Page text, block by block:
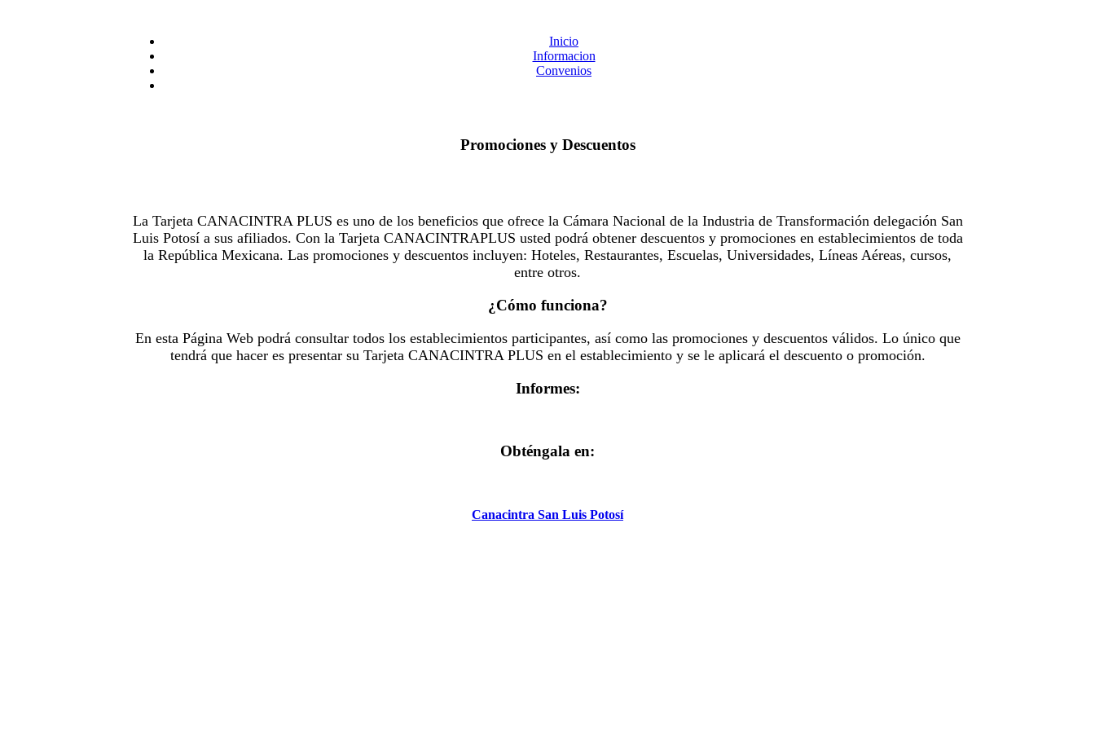
Inicio
Informacion
Convenios
Promociones y Descuentos
La Tarjeta CANACINTRA PLUS es uno de los beneficios que ofrece la Cámara Nacional de la Industria de Transformación delegación San
Luis Potosí a sus afiliados. Con la Tarjeta CANACINTRAPLUS usted podrá obtener descuentos y promociones en establecimientos de toda
la República Mexicana. Las promociones y descuentos incluyen: Hoteles, Restaurantes, Escuelas, Universidades, Líneas Aéreas, cursos,
entre otros.
¿Cómo funciona?
En esta Página Web podrá consultar todos los establecimientos participantes, así como las promociones y descuentos válidos. Lo único que
tendrá que hacer es presentar su Tarjeta CANACINTRA PLUS en el establecimiento y se le aplicará el descuento o promoción.
Informes:
Obténgala en:
Canacintra San Luis Potosí